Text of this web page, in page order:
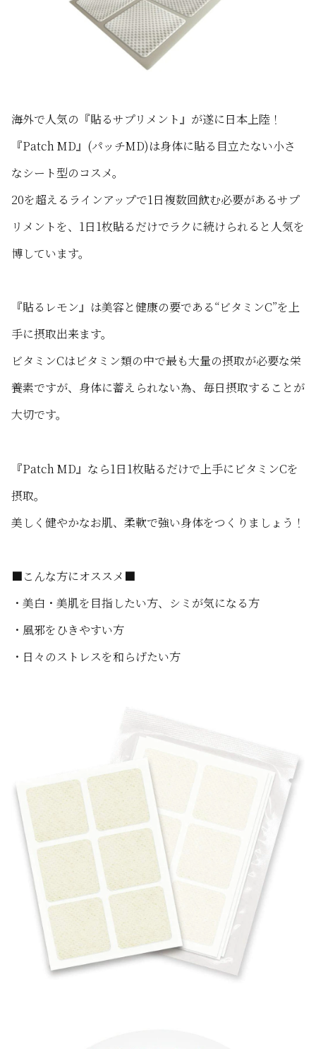
海外で人気の『貼るサプリメント』が遂に日本上陸！
『Patch MD』(パッチMD)は身体に貼る目立たない小さ
なシート型のコスメ。
20を超えるラインアップで1日複数回飲む必要があるサプ
リメントを、1日1枚貼るだけでラクに続けられると人気を
博しています。
『貼るレモン』は美容と健康の要である“ビタミンC”を上
手に摂取出来ます。
ビタミンCはビタミン類の中で最も大量の摂取が必要な栄
養素ですが、身体に蓄えられない為、毎日摂取することが
大切です。
『Patch MD』なら1日1枚貼るだけで上手にビタミンCを
摂取。
美しく健やかなお肌、柔軟で強い身体をつくりましょう！
■こんな方にオススメ■
・美白・美肌を目指したい方、シミが気になる方
・風邪をひきやすい方
・日々のストレスを和らげたい方